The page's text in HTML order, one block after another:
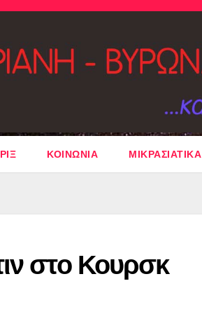
ΚΟΙΝΩΝΙΑ ΜΙΚΡΑΣΙΑΤΙΚΑ
στο Κουρσκ